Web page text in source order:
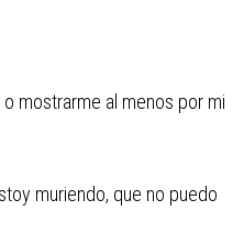
mostrarme al menos por mi
muriendo, que no puedo